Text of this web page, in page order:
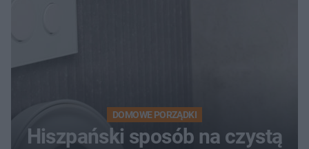
DOMOWE PORZĄDKI
Hiszpański sposób na czystą